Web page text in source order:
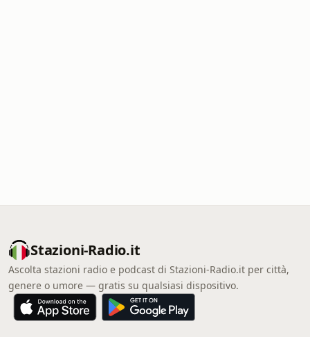
Stazioni-Radio.it
Ascolta stazioni radio e podcast di Stazioni-Radio.it per città,
genere o umore — gratis su qualsiasi dispositivo.